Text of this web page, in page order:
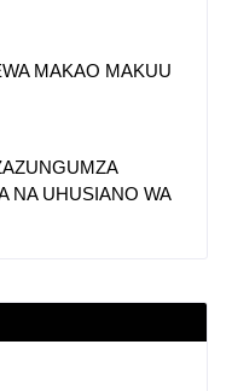
MAKAO MAKUU
NA UHUSIANO WA